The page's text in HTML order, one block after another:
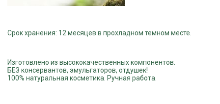
Срок хранения: 12 месяцев в прохладном темном месте.
Изготовлено из высококачественных компонентов.
БЕЗ консервантов, эмульгаторов, отдушек!
100% натуральная косметика. Ручная работа.